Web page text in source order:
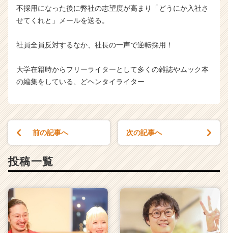
不採用になった後に弊社の志望度が高まり「どうにか入社さ
せてくれと」メールを送る。
社員全員反対するなか、社長の一声で逆転採用！
大学在籍時からフリーライターとして多くの雑誌やムック本
の編集をしている、どヘンタイライター
前の記事へ 次の記事へ
投稿一覧